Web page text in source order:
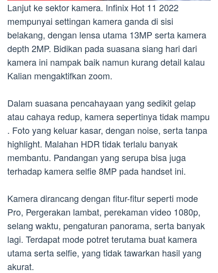
Lanjut ke sektor kamera. Infinix Hot 11 2022
mempunyai settingan kamera ganda di sisi
belakang, dengan lensa utama 13MP serta kamera
depth 2MP. Bidikan pada suasana siang hari dari
kamera ini nampak baik namun kurang detail kalau
Kalian mengaktifkan zoom.
Dalam suasana pencahayaan yang sedikit gelap
atau cahaya redup, kamera sepertinya tidak mampu
. Foto yang keluar kasar, dengan noise, serta tanpa
highlight. Malahan HDR tidak terlalu banyak
membantu. Pandangan yang serupa bisa juga
terhadap kamera selfie 8MP pada handset ini.
Kamera dirancang dengan fitur-fitur seperti mode
Pro, Pergerakan lambat, perekaman video 1080p,
selang waktu, pengaturan panorama, serta banyak
lagi. Terdapat mode potret terutama buat kamera
utama serta selfie, yang tidak tawarkan hasil yang
akurat.